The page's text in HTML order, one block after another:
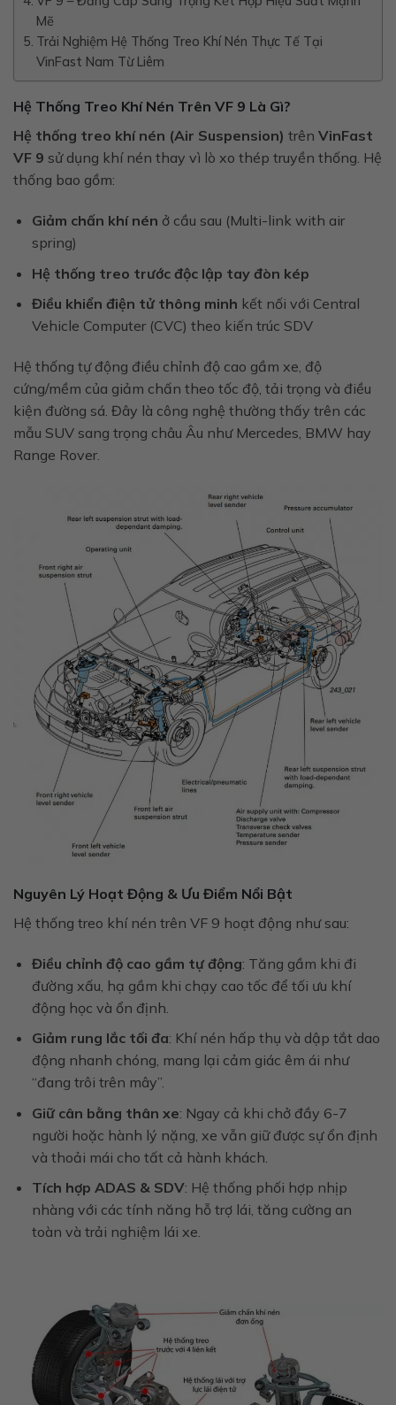
Mẽ
Trải Nghiệm Hệ Thống Treo Khí Nén Thực Tế Tại
VinFast Nam Từ Liêm
Hệ Thống Treo Khí Nén Trên VF 9 Là Gì?
Hệ thống treo khí nén (Air Suspension) trên VinFast
VF 9 sử dụng khí nén thay vì lò xo thép truyền thống. Hệ
thống bao gồm:
Giảm chấn khí nén ở cầu sau (Multi-link with air
spring)
Hệ thống treo trước độc lập tay đòn kép
Điều khiển điện tử thông minh kết nối với Central
Vehicle Computer (CVC) theo kiến trúc SDV
Hệ thống tự động điều chỉnh độ cao gầm xe, độ
cứng/mềm của giảm chấn theo tốc độ, tải trọng và điều
kiện đường sá. Đây là công nghệ thường thấy trên các
mẫu SUV sang trọng châu Âu như Mercedes, BMW hay
Range Rover.
Nguyên Lý Hoạt Động & Ưu Điểm Nổi Bật
Hệ thống treo khí nén trên VF 9 hoạt động như sau:
Điều chỉnh độ cao gầm tự động: Tăng gầm khi đi
đường xấu, hạ gầm khi chạy cao tốc để tối ưu khí
động học và ổn định.
Giảm rung lắc tối đa: Khí nén hấp thụ và dập tắt dao
động nhanh chóng, mang lại cảm giác êm ái như
“đang trôi trên mây”.
Giữ cân bằng thân xe: Ngay cả khi chở đầy 6-7
người hoặc hành lý nặng, xe vẫn giữ được sự ổn định
và thoải mái cho tất cả hành khách.
Tích hợp ADAS & SDV: Hệ thống phối hợp nhịp
nhàng với các tính năng hỗ trợ lái, tăng cường an
toàn và trải nghiệm lái xe.